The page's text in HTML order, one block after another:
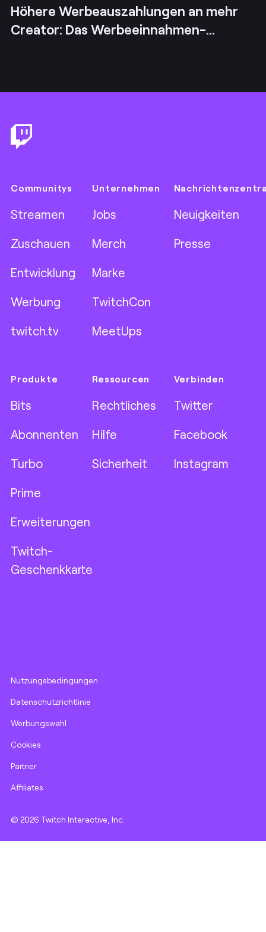
Höhere Werbeauszahlungen an mehr
Creator: Das Werbeeinnahmen-
Communitys
Streamen
Zuschauen
Entwicklung
Werbung
twitch.tv
Unternehmen
Jobs
Merch
Marke
TwitchCon
MeetUps
Neuigkeiten
Presse
Produkte
Bits
Abonnenten
Turbo
Prime
Erweiterungen
Twitch-
Geschenkkarte
Ressourcen
Rechtliches
Hilfe
Sicherheit
Verbinden
Twitter
Facebook
Instagram
Nutzungsbedingungen
Datenschutzrichtlinie
Werbungswahl
Cookies
Partner
Affiliates
© 2026 Twitch Interactive, Inc.